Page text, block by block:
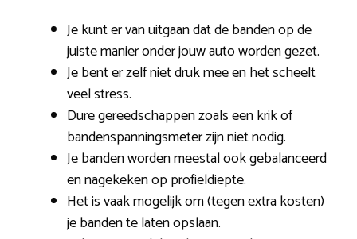
Je kunt er van uitgaan dat de banden op de
juiste manier onder jouw auto worden gezet.
Je bent er zelf niet druk mee en het scheelt
veel stress.
Dure gereedschappen zoals een krik of
bandenspanningsmeter zijn niet nodig.
Je banden worden meestal ook gebalanceerd
en nagekeken op profieldiepte.
Het is vaak mogelijk om (tegen extra kosten)
je banden te laten opslaan.